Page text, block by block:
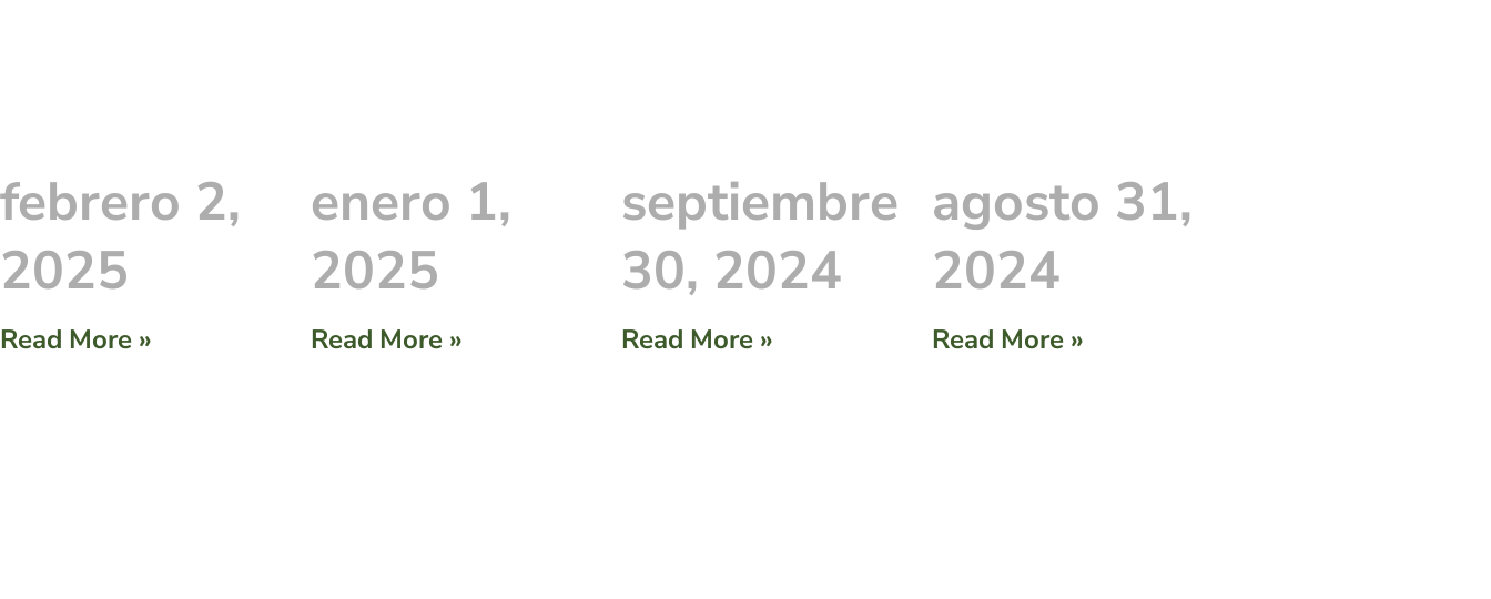
febrero 2,
2025
Read More »
enero 1,
2025
Read More »
septiembre
30, 2024
Read More »
agosto 31,
2024
Read More »